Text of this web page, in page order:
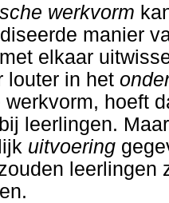
werkvorm
manier
elkaar
louter in het
hoeft
leerlingen.
uitvoering
leerlingen